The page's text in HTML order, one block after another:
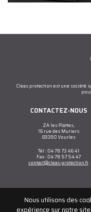
Cleas protection est une société
CONTACTEZ-NOUS
ZA les Plattes,
16 rue des Muriers
69390 Vourles
Tél : 04 78 73 46 41
Fax : 04 78 57 54 47
contact@cleas-protection.fr
Nous utilisons des
expérience sur notre